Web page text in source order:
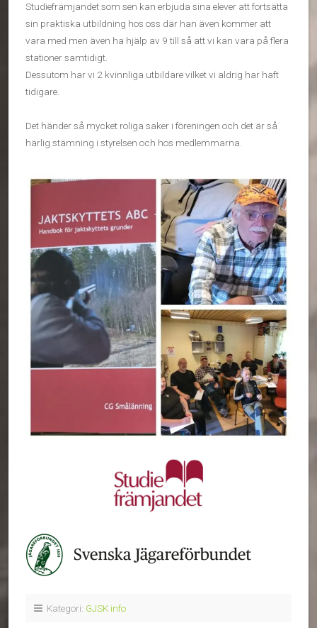
Studiefrämjandet som sen kan erbjuda sina elever att fortsätta
sin praktiska utbildning hos oss där han även kommer att
vara med men även ha hjälp av 9 till så att vi kan vara på flera
stationer samtidigt.
Dessutom har vi 2 kvinnliga utbildare vilket vi aldrig har haft
tidigare.
Det händer så mycket roliga saker i föreningen och det är så
härlig stämning i styrelsen och hos medlemmarna.
Kategori: GJSK info